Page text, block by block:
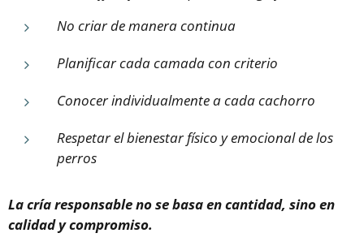
No criar de manera continua
Planificar cada camada con criterio
Conocer individualmente a cada cachorro
Respetar el bienestar físico y emocional de los
perros
La cría responsable no se basa en cantidad, sino en
calidad y compromiso.